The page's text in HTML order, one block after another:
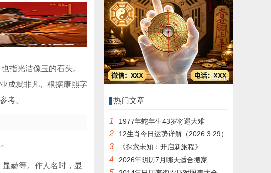
指光洁像玉的石头。
成就非凡。根据康熙字
考。
赫等。作人名时，显
热门文章
1 1977年蛇年生43岁将遇大难
2 12生肖今日运势详解（2026.3.29）
3 《探索未知：开启新旅程》
4 2026年阴历7月哪天适合搬家